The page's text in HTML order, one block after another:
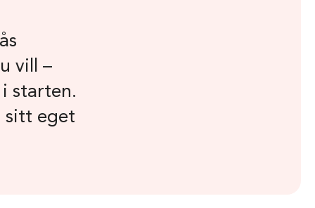
vill –
starten.
sitt eget